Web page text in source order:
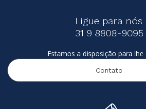
Ligue para nós
31 9 8808-9095
Estamos a disposição para lhe
Contato